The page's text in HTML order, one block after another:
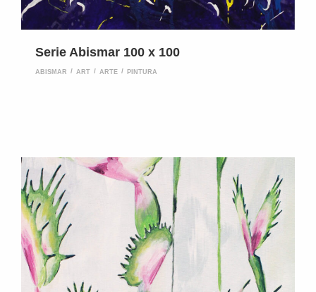
Serie Abismar 100 x 100
ABISMAR ART ARTE PINTURA